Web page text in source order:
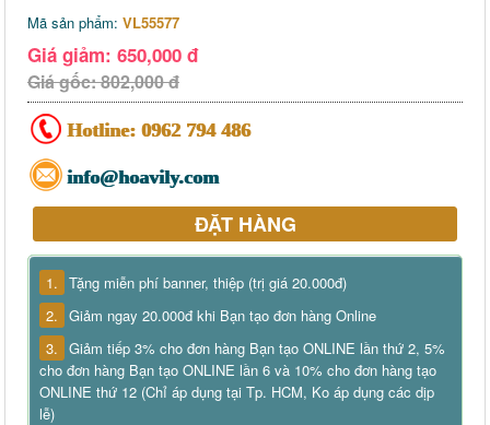
Mã sản phẩm: VL55577
Giá giảm: 650,000 đ
Giá gốc: 802,000 đ
Hotline: 0962 794 486
info@hoavily.com
ĐẶT HÀNG
1. Tặng miễn phí banner, thiệp (trị giá 20.000đ)
2. Giảm ngay 20.000đ khi Bạn tạo đơn hàng Online
3. Giảm tiếp 3% cho đơn hàng Bạn tạo ONLINE lần thứ 2, 5%
cho đơn hàng Bạn tạo ONLINE lần 6 và 10% cho đơn hàng tạo
ONLINE thứ 12 (Chỉ áp dụng tại Tp. HCM, Ko áp dụng các dịp
lễ)